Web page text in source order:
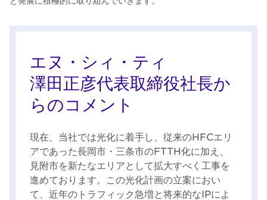
エヌ・シィ・ティ
澤田正彦代表取締役社長か
らのコメント
現在、当社では光化に着手し、従来のHFCエリ
アであった長岡市・三条市のFTTH化に加え、
見附市を新たなエリアとして拡大すべく工事を
進めております。この光化計画の立案におい
て、近年のトラフィック急増と将来的なIPによ